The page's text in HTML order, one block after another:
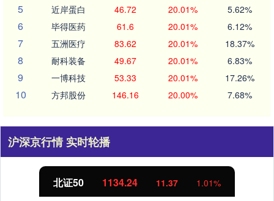
5 近岸蛋白 46.72 20.01% 5.62%
6 毕得医药 61.6 20.01% 6.12%
7 五洲医疗 83.62 20.01% 18.37%
8 耐科装备 49.67 20.01% 6.83%
9 一博科技 53.33 20.01% 17.26%
10 方邦股份 146.16 20.00% 7.68%
沪深京行情 实时轮播
北证50 1134.24 11.37 1.01%